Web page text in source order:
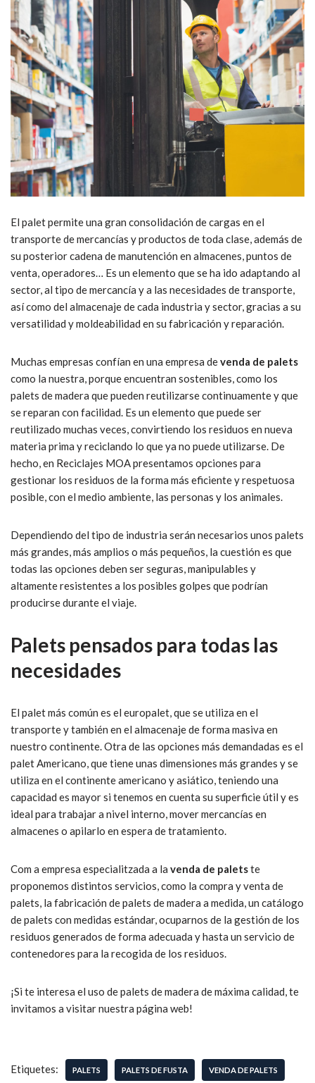
El palet permite una gran consolidación de cargas en el
transporte de mercancías y productos de toda clase, además de
su posterior cadena de manutención en almacenes, puntos de
venta, operadores… Es un elemento que se ha ido adaptando al
sector, al tipo de mercancía y a las necesidades de transporte,
así como del almacenaje de cada industria y sector, gracias a su
versatilidad y moldeabilidad en su fabricación y reparación.
Muchas empresas confían en una empresa devenda de palets
como la nuestra, porque encuentran sostenibles, como los
palets de madera que pueden reutilizarse continuamente y que
se reparan con facilidad. Es un elemento que puede ser
reutilizado muchas veces, convirtiendo los residuos en nueva
materia prima y reciclando lo que ya no puede utilizarse. De
hecho, en Reciclajes MOA presentamos opciones para
gestionar los residuos de la forma más eficiente y respetuosa
posible, con el medio ambiente, las personas y los animales.
Dependiendo del tipo de industria serán necesarios unos palets
más grandes, más amplios o más pequeños, la cuestión es que
todas las opciones deben ser seguras, manipulables y
altamente resistentes a los posibles golpes que podrían
producirse durante el viaje.
Palets pensados para todas las
necesidades
El palet más común es el europalet, que se utiliza en el
transporte y también en el almacenaje de forma masiva en
nuestro continente. Otra de las opciones más demandadas es el
palet Americano, que tiene unas dimensiones más grandes y se
utiliza en el continente americano y asiático, teniendo una
capacidad es mayor si tenemos en cuenta su superficie útil y es
ideal para trabajar a nivel interno, mover mercancías en
almacenes o apilarlo en espera de tratamiento.
Com a empresa especialitzada a la venda de paletste
proponemos distintos servicios, como la compra y venta de
palets, la fabricación de palets de madera a medida, un catálogo
de palets con medidas estándar, ocuparnos de la gestión de los
residuos generados de forma adecuada y hasta un servicio de
contenedores para la recogida de los residuos.
¡Si te interesa el uso de palets de madera de máxima calidad, te
invitamos a visitar nuestra página web!
Etiquetes: PALETS PALETS DE FUSTA VENDA DE PALETS